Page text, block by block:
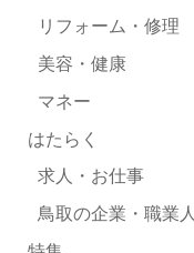
リフォーム・修理
美容・健康
マネー
はたらく
求人・お仕事
鳥取の企業・職業人